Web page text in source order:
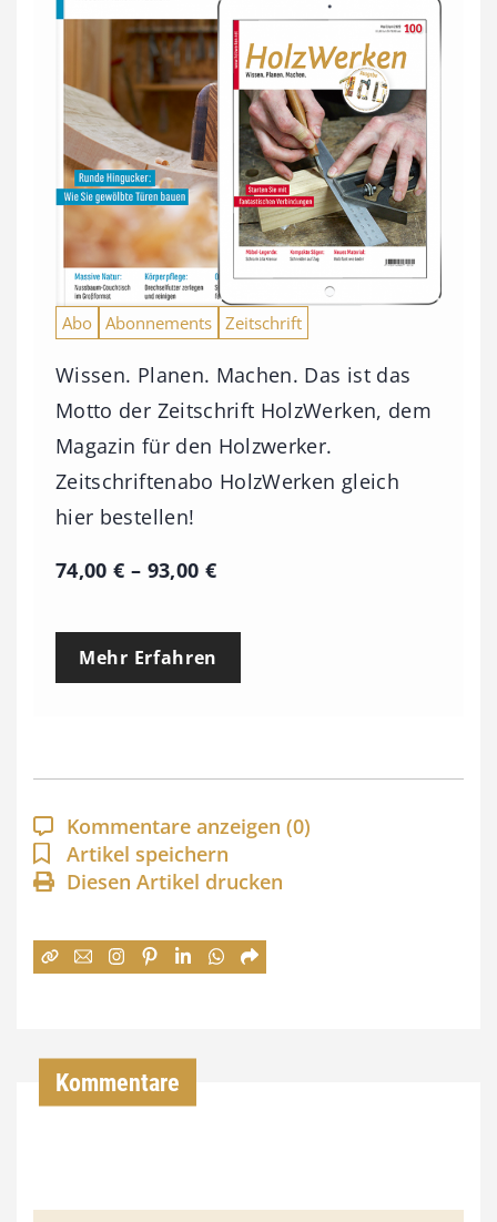
Abo Abonnements Zeitschrift
Wissen. Planen. Machen. Das ist das
Motto der Zeitschrift HolzWerken, dem
Magazin für den Holzwerker.
Zeitschriftenabo HolzWerken gleich
hier bestellen!
74,00€ – 93,00 €P
e
p
a
n
n
:
€
Mehr Erfahren
Kommentare anzeigen (0)
Artikel speichern
Diesen Artikel drucken
Kommentare